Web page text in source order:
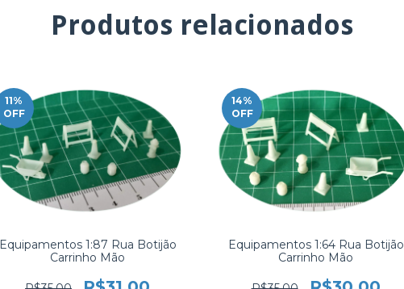
Produtos relacionados
11%
OFF
Equipamentos 1:87 Rua Botijão
Carrinho Mão
14%
OFF
Equipamentos 1:64 Rua Botijão
Carrinho Mão